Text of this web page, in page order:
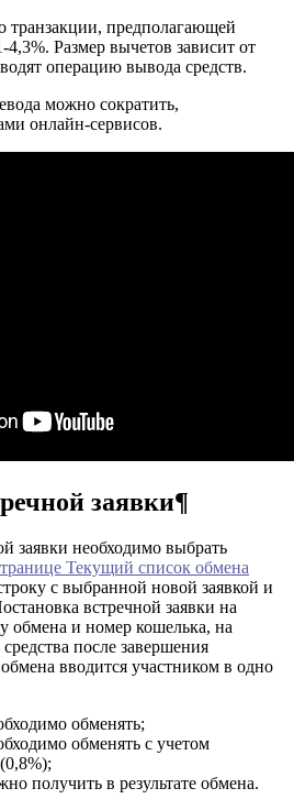
предполагающей
Размер вычетов зависит от
операцию вывода средств.
можно сократить,
онлайн-сервисов.
заявки¶
заявки необходимо выбрать
Текущий список обмена
с выбранной новой заявкой и
встречной заявки на
обмена и номер кошелька, на
после завершения
вводится участником в одно
обменять;
обменять с учетом
получить в результате обмена.